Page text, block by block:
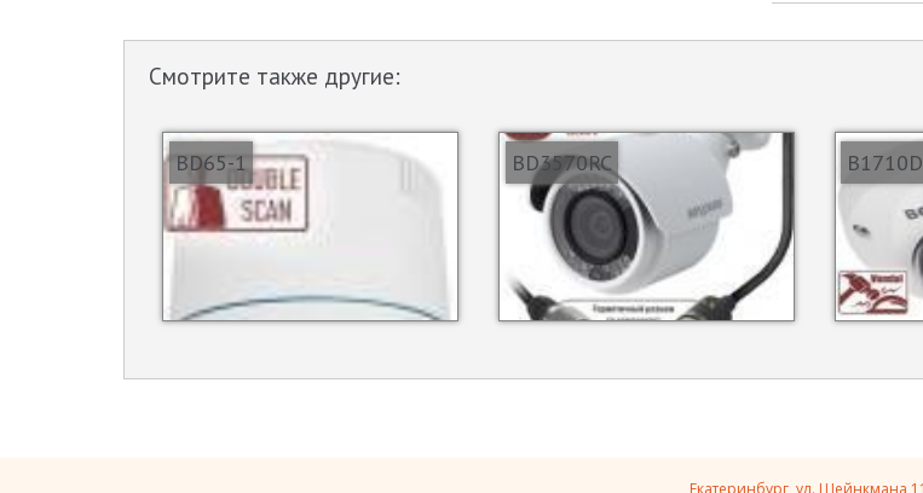
Смотрите также другие:
BD65-1 BD3570RC
Екатеринбург, ул. Шейнкмана